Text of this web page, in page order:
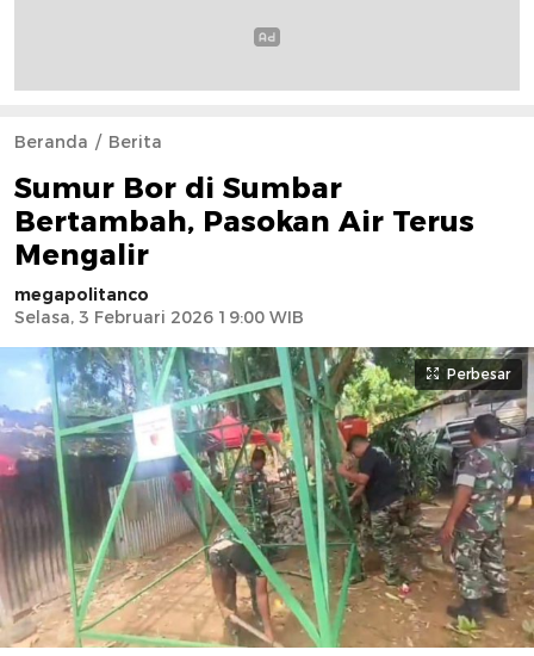
Beranda Berita
Sumur Bor di Sumbar
Bertambah, Pasokan Air Terus
Mengalir
megapolitanco
Selasa, 3 Februari 2026 19:00 WIB
Perbesar